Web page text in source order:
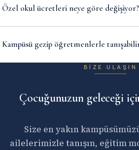
Özel okul ücretleri neye göre değişiyor?
Kampüsü gezip öğretmenlerle
BIZE ULAŞIN
Çocuğunuzun geleceği
Size en yakın
ailelerimizle tanışın, eğitim